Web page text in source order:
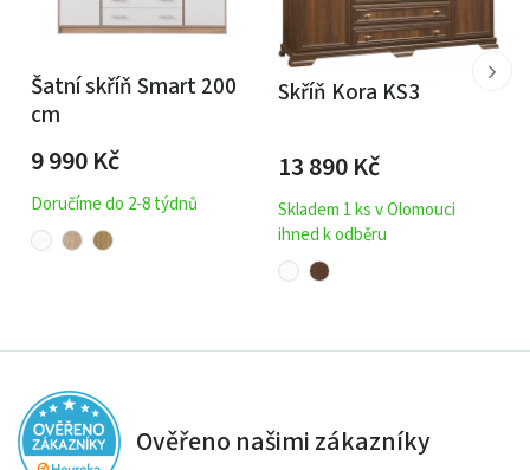
Šatní skříň Smart 200
cm
9 990Kč
Doručíme do 2-8 týdnů
Skříň Kora KS3
13 890Kč
Skladem 1 ks v Olomouci
ihned k odběru
Ověřeno našimi zákazníky